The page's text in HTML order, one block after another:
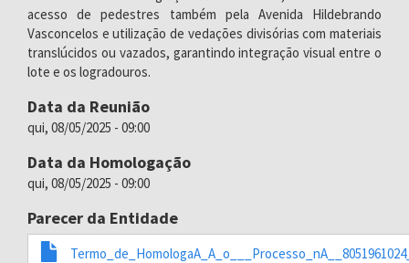
acesso de pedestres também pela Avenida Hildebrando
Vasconcelos e utilização de vedações divisórias com materiais
translúcidos ou vazados, garantindo integração visual entre o
lote e os logradouros.
Data da Reunião
qui, 08/05/2025 - 09:00
Data da Homologação
qui, 08/05/2025 - 09:00
Parecer da Entidade